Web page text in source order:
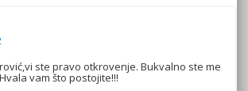
ste pravo otkrovenje. Bukvalno ste me
vam što postojite!!!